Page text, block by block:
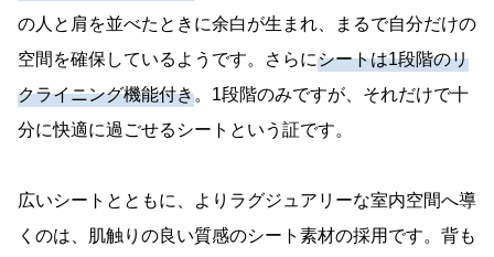
の人と肩を並べたときに余白が生まれ、まるで自分だけの
空間を確保しているようです。さらにシートは1段階のリ
クライニング機能付き。1段階のみですが、それだけで十
分に快適に過ごせるシートという証です。
広いシートとともに、よりラグジュアリーな室内空間へ導
くのは、肌触りの良い質感のシート素材の採用です。背も